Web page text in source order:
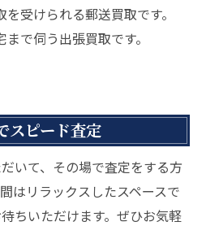
受けられる郵送買取です。
で伺う出張買取です。
スピード査定
いて、その場で査定をする方
はリラックスしたスペースで
ちいただけます。ぜひお気軽